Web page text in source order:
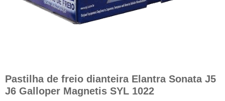
Pastilha de freio dianteira Elantra Sonata J5
J6 Galloper Magnetis SYL 1022